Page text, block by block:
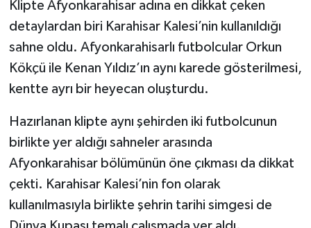
Klipte Afyonkarahisar adına en dikkat çeken
detaylardan biri Karahisar Kalesi’nin kullanıldığı
sahne oldu. Afyonkarahisarlı futbolcular Orkun
Kökçü ile Kenan Yıldız’ın aynı karede gösterilmesi,
kentte ayrı bir heyecan oluşturdu.
Hazırlanan klipte aynı şehirden iki futbolcunun
birlikte yer aldığı sahneler arasında
Afyonkarahisar bölümünün öne çıkması da dikkat
çekti. Karahisar Kalesi’nin fon olarak
kullanılmasıyla birlikte şehrin tarihi simgesi de